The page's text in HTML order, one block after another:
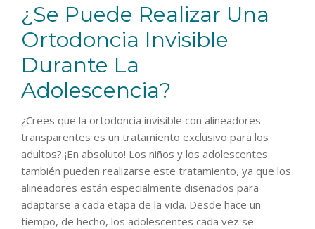
¿Se Puede Realizar Una
Ortodoncia Invisible
Durante La
Adolescencia?
¿Crees que la ortodoncia invisible con alineadores
transparentes es un tratamiento exclusivo para los
adultos? ¡En absoluto! Los niños y los adolescentes
también pueden realizarse este tratamiento, ya que los
alineadores están especialmente diseñados para
adaptarse a cada etapa de la vida. Desde hace un
tiempo, de hecho, los adolescentes cada vez se